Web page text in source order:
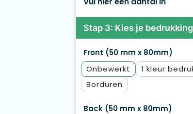
Stap 3: Kies je bedrukking
Front (50 mm x 80mm)
Onbewerkt
1
Borduren
Back (50 mm x 80mm)